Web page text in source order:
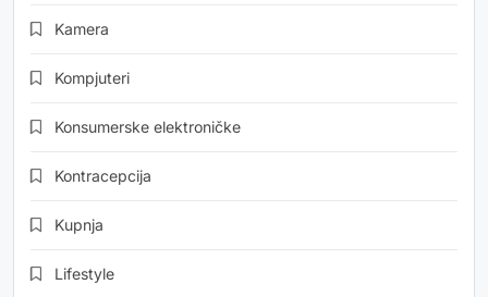
Kamera
Kompjuteri
Konsumerske elektroničke
Kontracepcija
Kupnja
Lifestyle